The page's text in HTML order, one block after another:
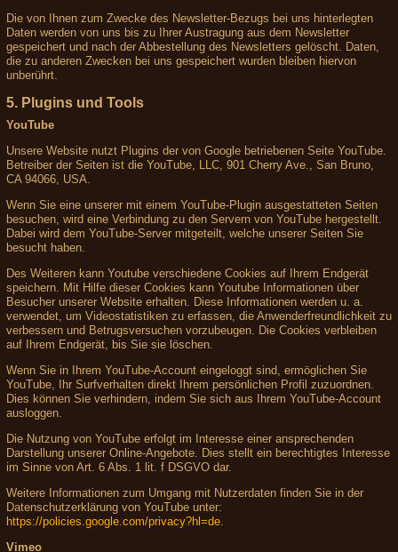
Die von Ihnen zum Zwecke des Newsletter-Bezugs bei uns hinterlegten
Daten werden von uns bis zu Ihrer Austragung aus dem Newsletter
gespeichert und nach der Abbestellung des Newsletters gelöscht. Daten,
die zu anderen Zwecken bei uns gespeichert wurden bleiben hiervon
unberührt.
5. Plugins und Tools
YouTube
Unsere Website nutzt Plugins der von Google betriebenen Seite YouTube.
Betreiber der Seiten ist die YouTube, LLC, 901 Cherry Ave., San Bruno,
CA 94066, USA.
Wenn Sie eine unserer mit einem YouTube-Plugin ausgestatteten Seiten
besuchen, wird eine Verbindung zu den Servern von YouTube hergestellt.
Dabei wird dem YouTube-Server mitgeteilt, welche unserer Seiten Sie
besucht haben.
Des Weiteren kann Youtube verschiedene Cookies auf Ihrem Endgerät
speichern. Mit Hilfe dieser Cookies kann Youtube Informationen über
Besucher unserer Website erhalten. Diese Informationen werden u. a.
verwendet, um Videostatistiken zu erfassen, die Anwenderfreundlichkeit zu
verbessern und Betrugsversuchen vorzubeugen. Die Cookies verbleiben
auf Ihrem Endgerät, bis Sie sie löschen.
Wenn Sie in Ihrem YouTube-Account eingeloggt sind, ermöglichen Sie
YouTube, Ihr Surfverhalten direkt Ihrem persönlichen Profil zuzuordnen.
Dies können Sie verhindern, indem Sie sich aus Ihrem YouTube-Account
ausloggen.
Die Nutzung von YouTube erfolgt im Interesse einer ansprechenden
Darstellung unserer Online-Angebote. Dies stellt ein berechtigtes Interesse
im Sinne von Art. 6 Abs. 1 lit. f DSGVO dar.
Weitere Informationen zum Umgang mit Nutzerdaten finden Sie in der
Datenschutzerklärung von YouTube unter:
https://policies.google.com/privacy?hl=de
Vimeo